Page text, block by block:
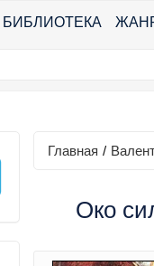
БИБЛИОТЕКА
Главная /
Око